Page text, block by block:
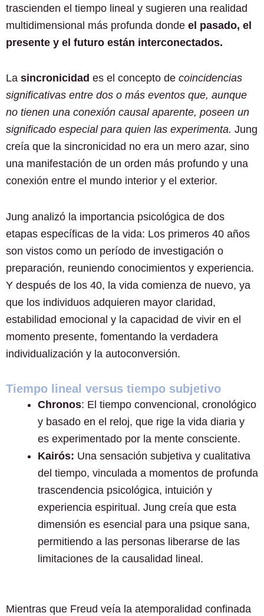
trascienden el tiempo lineal y sugieren una realidad
multidimensional más profunda donde el pasado, el
presente y el futuro están interconectados.
La sincronicidad es el concepto de coincidencias
significativas entre dos o más eventos que, aunque
no tienen una conexión causal aparente, poseen un
significado especial para quien las experimenta. Jung
creía que la sincronicidad no era un mero azar, sino
una manifestación de un orden más profundo y una
conexión entre el mundo interior y el exterior.
Jung analizó la importancia psicológica de dos
etapas específicas de la vida: Los primeros 40 años
son vistos como un período de investigación o
preparación, reuniendo conocimientos y experiencia.
Y después de los 40, la vida comienza de nuevo, ya
que los individuos adquieren mayor claridad,
estabilidad emocional y la capacidad de vivir en el
momento presente, fomentando la verdadera
individualización y la autoconversión.
Tiempo lineal versus tiempo subjetivo
Chronos: El tiempo convencional, cronológico
y basado en el reloj, que rige la vida diaria y
es experimentado por la mente consciente.
Kairós: Una sensación subjetiva y cualitativa
del tiempo, vinculada a momentos de profunda
trascendencia psicológica, intuición y
experiencia espiritual. Jung creía que esta
dimensión es esencial para una psique sana,
permitiendo a las personas liberarse de las
limitaciones de la causalidad lineal.
Mientras que Freud veía la atemporalidad confinada